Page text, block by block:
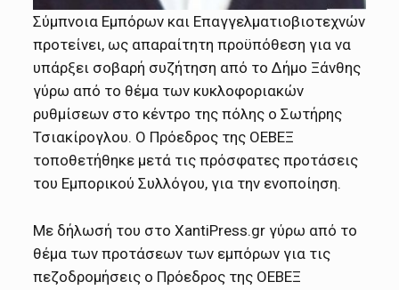
Σύμπνοια Εμπόρων και Επαγγελματιοβιοτεχνών
προτείνει, ως απαραίτητη προϋπόθεση για να
υπάρξει σοβαρή συζήτηση από το Δήμο Ξάνθης
γύρω από το θέμα των κυκλοφοριακών
ρυθμίσεων στο κέντρο της πόλης ο Σωτήρης
Τσιακίρογλου. Ο Πρόεδρος της ΟΕΒΕΞ
τοποθετήθηκε μετά τις πρόσφατες προτάσεις
του Εμπορικού Συλλόγου, για την ενοποίηση.
Με δήλωσή του στο ΧantiPress.gr γύρω από το
θέμα των προτάσεων των εμπόρων για τις
πεζοδρομήσεις ο Πρόεδρος της ΟΕΒΕΞ